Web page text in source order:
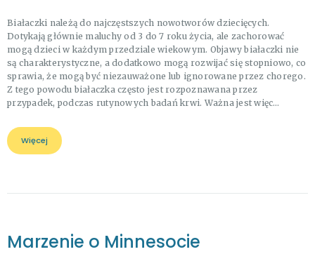
Białaczki należą do najczęstszych nowotworów dziecięcych.
Dotykają głównie maluchy od 3 do 7 roku życia, ale zachorować
mogą dzieci w każdym przedziale wiekowym. Objawy białaczki nie
są charakterystyczne, a dodatkowo mogą rozwijać się stopniowo, co
sprawia, że mogą być niezauważone lub ignorowane przez chorego.
Z tego powodu białaczka często jest rozpoznawana przez
przypadek, podczas rutynowych badań krwi. Ważna jest więc…
Więcej
Marzenie o Minnesocie